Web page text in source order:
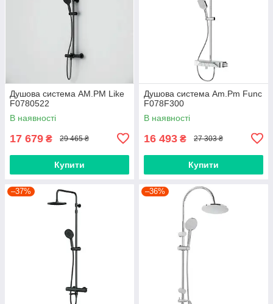
Душова система AM.PM Like
F0780522
В наявності
17 679 ₴ 29 465 ₴
Купити
Душова система Am.Pm Func
F078F300
В наявності
16 493 ₴ 27 303 ₴
Купити
–37% –36%